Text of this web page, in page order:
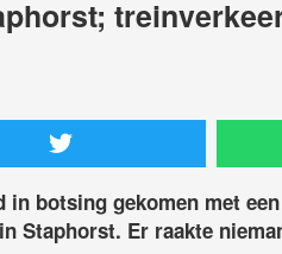
botsing gekomen met
Staphorst. Er raakte